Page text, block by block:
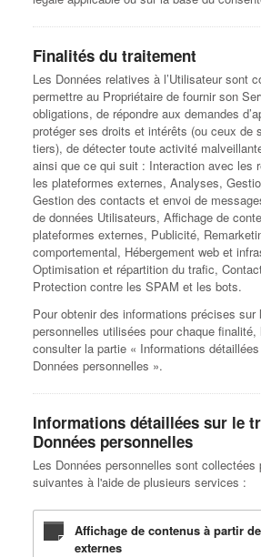
Finalités du traitement
Les Données relatives à l’Utilisateur sont
permettre au Propriétaire de fournir son
obligations, de répondre aux demandes
protéger ses droits et intérêts (ou ceux de
tiers), de détecter toute activité
ainsi que ce qui suit : Interaction avec les
les plateformes externes, Analyses,
Gestion des contacts et envoi de
de données Utilisateurs, Affichage de
plateformes externes, Publicité,
comportemental, Hébergement web et
Optimisation et répartition du trafic,
Protection contre les SPAM et les bots.
Pour obtenir des informations précises sur
personnelles utilisées pour chaque finalité,
consulter la partie « Informations
Données personnelles ».
Informations détaillées sur le
Données personnelles
Les Données personnelles sont collectées
suivantes à l'aide de plusieurs services :
Affichage de contenus à partir
externes